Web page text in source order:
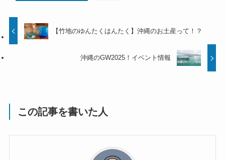
【竹地のゆんたくはんたく】沖縄のお土産って！？
沖縄のGW2025！イベント情報
この記事を書いた人